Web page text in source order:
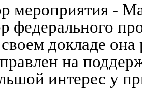
мероприятия -
федерального
докладе она
на
интерес у